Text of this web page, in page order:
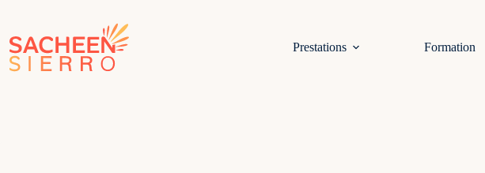
contenu
Prestations
Formation